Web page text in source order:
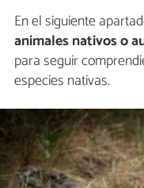
En el siguiente
animales nativos o
para seguir
especies nativas.